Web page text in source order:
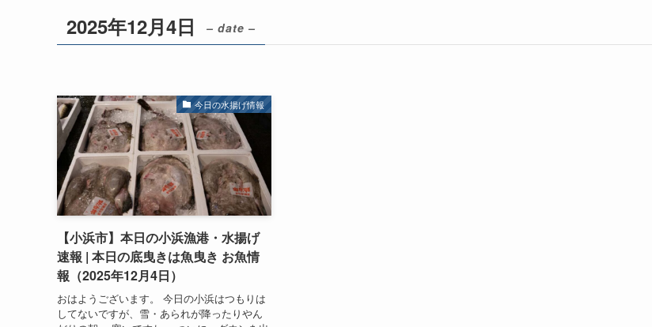
2025年12月4日 – date –
今日の水揚げ情報
【小浜市】本日の小浜漁港・水揚げ
速報 | 本日の底曳きは魚曳き お魚情
報（2025年12月4日）
おはようございます。 今日の小浜はつもりは
してないですが、雪・あられが降ったりやん